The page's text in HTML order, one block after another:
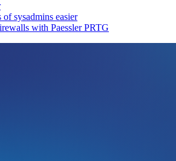
sysadmins easier
with Paessler PRTG